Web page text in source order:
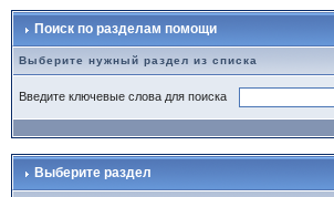
Поиск по разделам помощи
Выберите нужный раздел из списка
Введите ключевые слова для поиска
Выберите раздел